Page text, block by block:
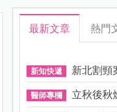
最新文章 熱門
新知快遞 新北割頸
醫師專欄 立秋後秋